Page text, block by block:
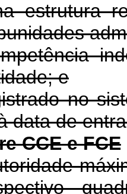
estrutura
e
no
data de
CCE e FCE